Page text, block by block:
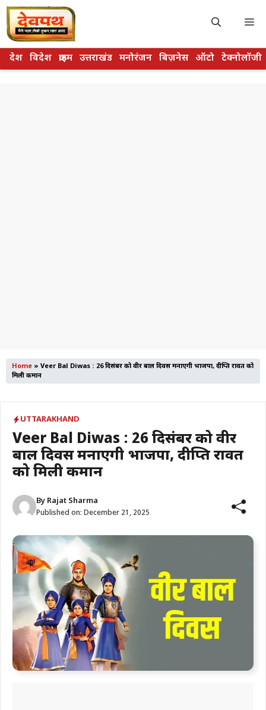
Skip
to
content
देश विदेश क्राइम उत्तराखंड मनोरंजन बिज़नेस ऑटो टेक्नोलॉजी
Home » Veer Bal Diwas : 26 दिसंबर को वीर बाल दिवस मनाएगी भाजपा, दीप्ति रावत को
मिली कमान
UTTARAKHAND
Veer Bal Diwas : 26 दिसंबर को वीर
बाल दिवस मनाएगी भाजपा, दीप्ति रावत
को मिली कमान
By Rajat Sharma
Published on: December 21, 2025